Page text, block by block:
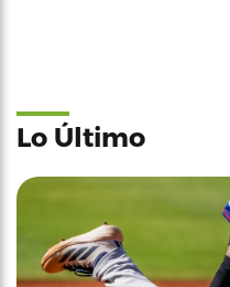
Lo Último